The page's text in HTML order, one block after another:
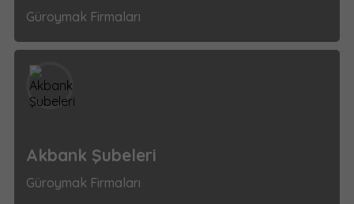
Güroymak Firmaları
Akbank Şubeleri
Güroymak Firmaları